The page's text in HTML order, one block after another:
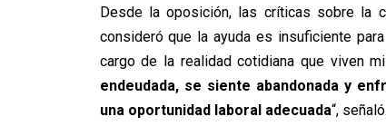
Desde la oposición, las críticas sobre la
consideró que la ayuda es insuficiente
cargo de la realidad cotidiana que viven
endeudada, se siente abandonada y
una oportunidad laboral adecuada“, señaló.